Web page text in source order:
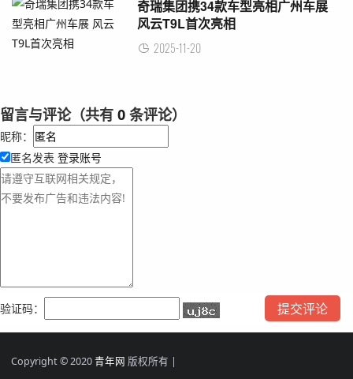
奇瑞集团携34款车型亮相广州车展
风云T9L首次亮相
2025-11-20
留言与评论（共有 0 条评论）
昵称：
匿名发表 登录账号
验证码：
Copyright © 2020青年网 版权所有 |